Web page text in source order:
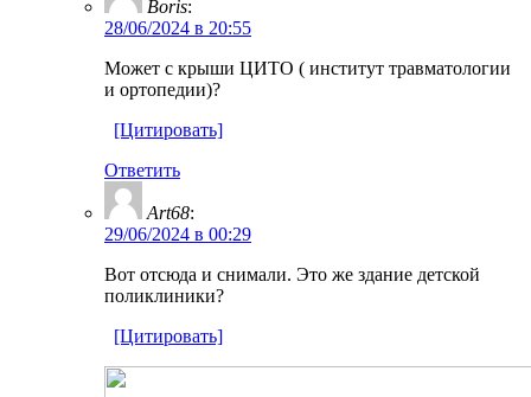
Boris:
28/06/2024 в 20:55
Может с крыши ЦИТО ( институт травматологии
и ортопедии)?
[Цитировать]
Ответить
Art68:
29/06/2024 в 00:29
Вот отсюда и снимали. Это же здание детской
поликлиники?
[Цитировать]